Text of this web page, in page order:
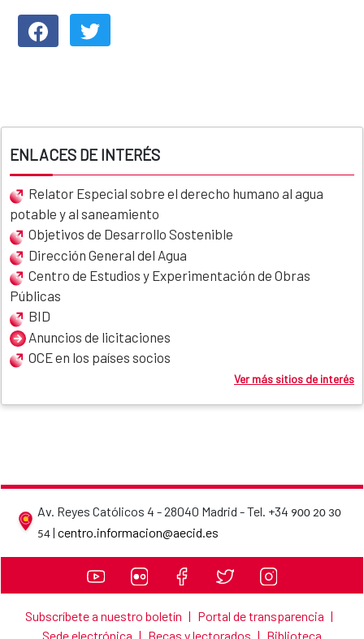
ENLACES DE INTERÉS
Relator Especial sobre el derecho humano al agua
potable y al saneamiento
Objetivos de Desarrollo Sostenible
Dirección General del Agua
Centro de Estudios y Experimentación de Obras
Públicas
BID
Anuncios de licitaciones
OCE en los países socios
Ver más sitios de interés
Av. Reyes Católicos 4 - 28040 Madrid - Tel. +34 900 20 30
54 | centro.informacion@aecid.esAECID contact details
Subscríbete a nuestro boletín | Portal de transparencia |
Sede electrónica | Becas y lectorados | Biblioteca